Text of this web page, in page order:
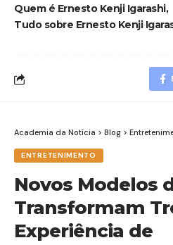
Quem é Ernesto Kenji Igarashi
Tudo sobre Ernesto Kenji
Academia da Notícia > Blog >
ENTRETENIMENTO
Novos Modelos
Transformam
Experiência de